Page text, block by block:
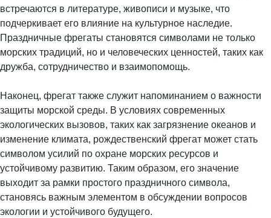
встречаются в литературе, живописи и музыке, что
подчеркивает его влияние на культурное наследие.
Праздничные фрегаты становятся символами не только
морских традиций, но и человеческих ценностей, таких как
дружба, сотрудничество и взаимопомощь.
Наконец, фрегат также служит напоминанием о важности
защиты морской среды. В условиях современных
экологических вызовов, таких как загрязнение океанов и
изменение климата, рождественский фрегат может стать
символом усилий по охране морских ресурсов и
устойчивому развитию. Таким образом, его значение
выходит за рамки простого праздничного символа,
становясь важным элементом в обсуждении вопросов
экологии и устойчивого будущего.